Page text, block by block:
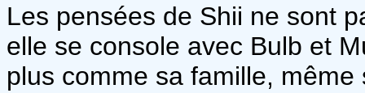
Les pensées de Shii ne sont
elle se console avec Bulb et
plus comme sa famille, même